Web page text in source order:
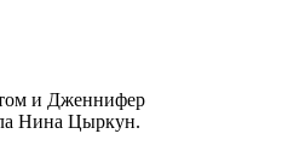
и Дженнифер
Нина Цыркун.